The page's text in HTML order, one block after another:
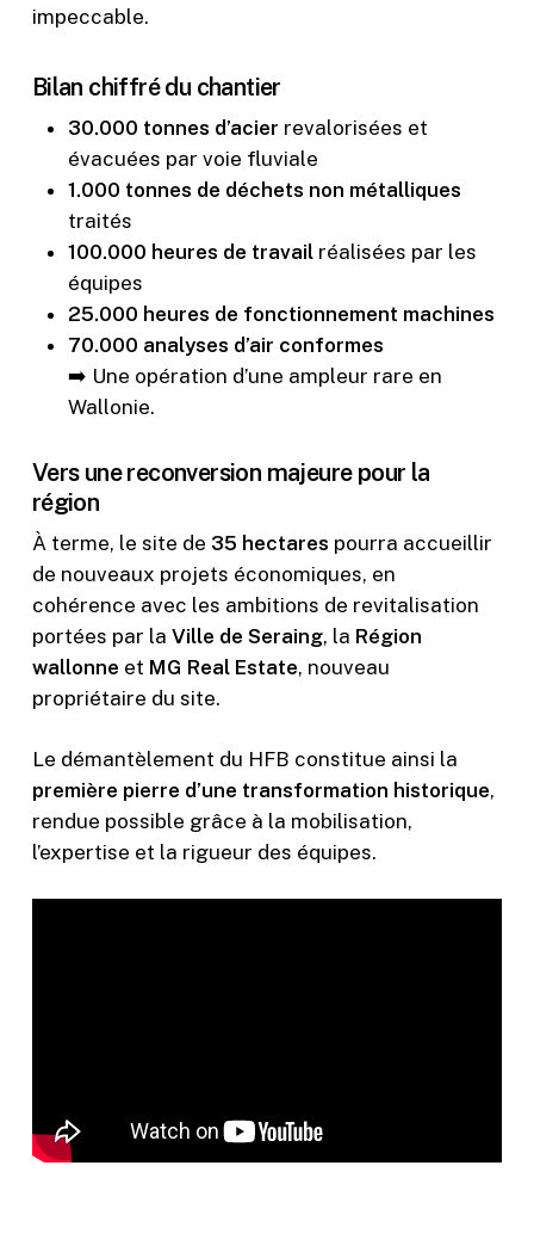
impeccable.
Bilan chiffré du chantier
30.000 tonnes d’acier revalorisées et
évacuées par voie fluviale
1.000 tonnes de déchets non métalliques
traités
100.000 heures de travailréalisées par les
équipes
25.000 heures de fonctionnement machines
70.000 analyses d’air conformes
➡️ Une opération d’une ampleur rare en
Wallonie.
Vers une reconversion majeure pour la
région
À terme, le site de 35 hectares pourra accueillir
de nouveaux projets économiques, en
cohérence avec les ambitions de revitalisation
portées par la Ville de Seraing, la Région
wallonne et MG Real Estate, nouveau
propriétaire du site.
Le démantèlement du HFB constitue ainsi la
première pierre d’une transformation historique,
rendue possible grâce à la mobilisation,
l’expertise et la rigueur des équipes.